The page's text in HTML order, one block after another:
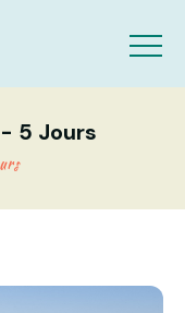
5 Jours